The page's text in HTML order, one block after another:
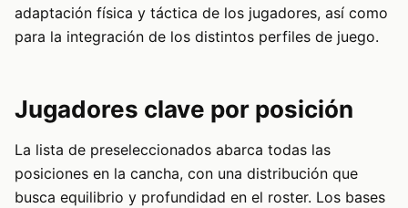
adaptación física y táctica de los jugadores, así como
para la integración de los distintos perfiles de juego.
Jugadores clave por posición
La lista de preseleccionados abarca todas las
posiciones en la cancha, con una distribución que
busca equilibrio y profundidad en el roster. Los bases